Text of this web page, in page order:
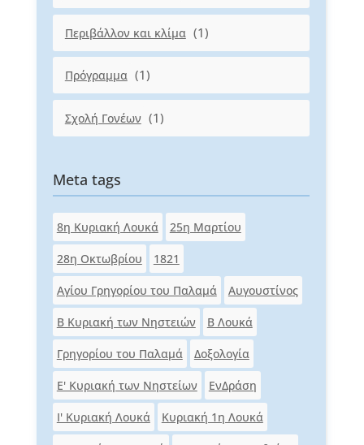
Περιβάλλον και κλίμα (1)
Πρόγραμμα (1)
Σχολή Γονέων (1)
Meta tags
8η Κυριακή Λουκά 25η Μαρτίου
28η Οκτωβρίου 1821
Αγίου Γρηγορίου του Παλαμά Αυγουστίνος
Β Κυριακή των Νηστειών Β Λουκά
Γρηγορίου του Παλαμά Δοξολογία
Ε' Κυριακή των Νηστείων ΕνΔράση
Ι' Κυριακή Λουκά Κυριακή 1η Λουκά